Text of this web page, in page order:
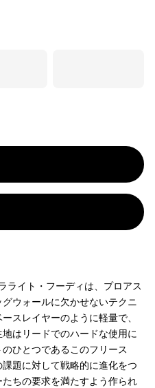
ライト・フーディは、プロアス
ウォールに欠かせないテクニ
スレイヤーのように軽量で、
はリードでのハードな使用に
ひとつであるこのフリース
題に対して戦略的に進化をつ
ちの要求を満たすよう作られ